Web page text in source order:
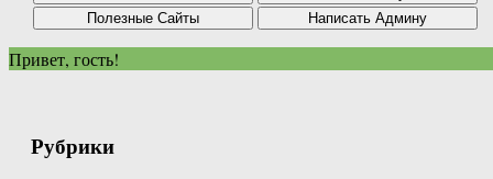
Привет, гость!
Рубрики